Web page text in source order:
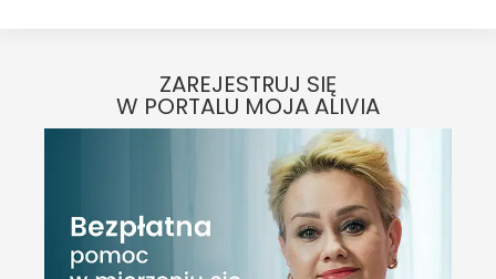
ZAREJESTRUJ SIĘ
W PORTALU MOJA ALIVIA